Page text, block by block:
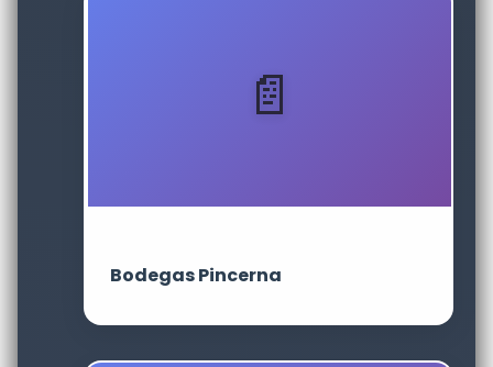
Bodegas Pincerna